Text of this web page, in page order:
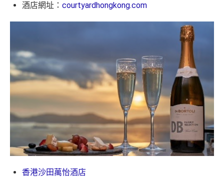
酒店網址： courtyardhongkong.com
香港沙田萬怡酒店